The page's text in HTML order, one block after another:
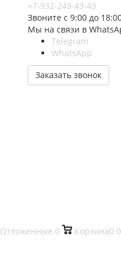
+7-932-249-43-43
Звоните с 9:00 до
Мы на связи в
Telegram
WhatsApp
Заказать звонок
Отложенные 0 Корзина0 0